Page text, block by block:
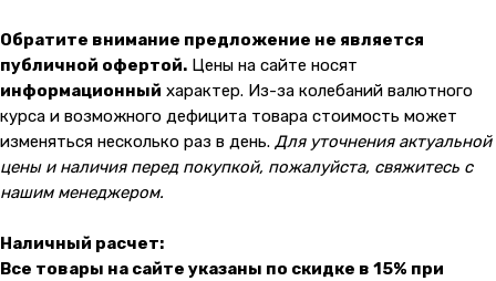
Обратите внимание предложение не является
публичной офертой. Цены на сайте носят
информационный характер. Из-за колебаний валютного
курса и возможного дефицита товара стоимость может
изменяться несколько раз в день. Для уточнения актуальной
цены и наличия перед покупкой, пожалуйста, свяжитесь с
нашим менеджером.
Наличный расчет:
Все товары на сайте указаны по скидке в 15% при